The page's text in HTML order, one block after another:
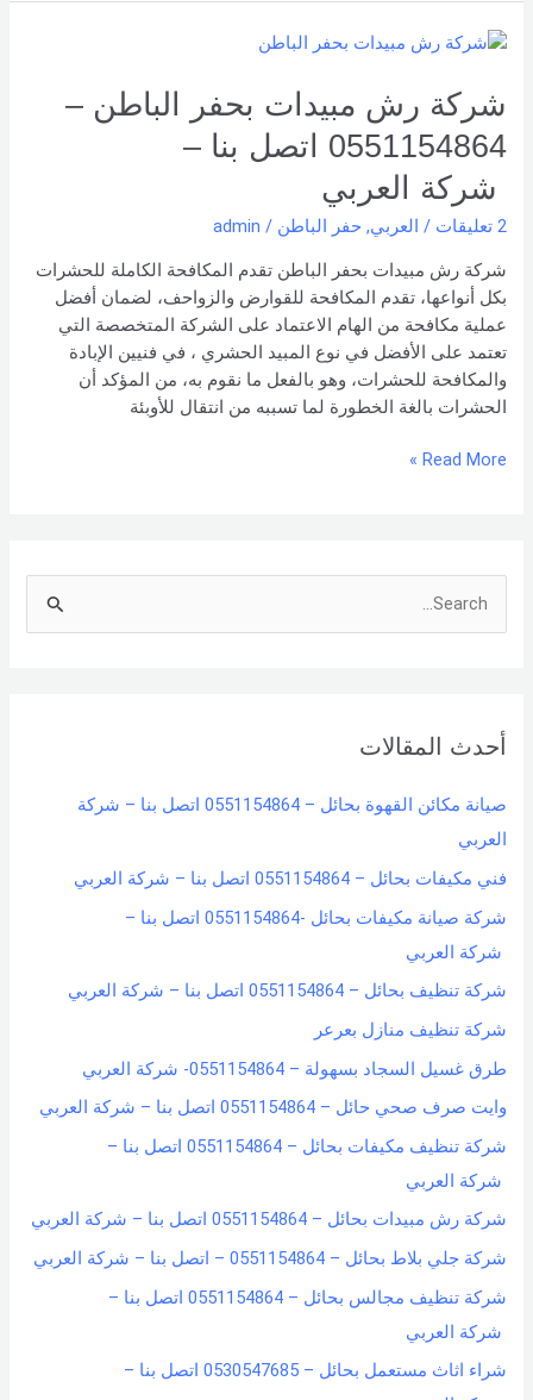
شركة رش مبيدات بحفر الباطن –
0551154864 اتصل بنا –
شركة العربي
2 تعليقات / العربي, حفر الباطن /
admin
شركة رش مبيدات بحفر الباطن تقدم المكافحة الكاملة للحشرات
بكل أنواعها، تقدم المكافحة للقوارض والزواحف، لضمان أفضل
عملية مكافحة من الهام الاعتماد على الشركة المتخصصة التي
تعتمد على الأفضل في نوع المبيد الحشري ، في فنيين الإبادة
والمكافحة للحشرات، وهو بالفعل ما نقوم به، من المؤكد أن
الحشرات بالغة الخطورة لما تسببه من انتقال للأوبئة
شركة
مبيدات
بحفر
الباطن
0551154864
اتصل
بنا –
شركة العربي
Read More »
c
f
o
r
:
أحدث المقالات
صيانة مكائن القهوة بحائل – 0551154864 اتصل بنا – شركة
العربي
فني مكيفات بحائل – 0551154864 اتصل بنا – شركة العربي
شركة صيانة مكيفات بحائل -0551154864 اتصل بنا –
شركة العربي
شركة تنظيف بحائل – 0551154864 اتصل بنا – شركة العربي
شركة تنظيف منازل بعرعر
طرق غسيل السجاد بسهولة – 0551154864- شركة العربي
وايت صرف صحي حائل – 0551154864 اتصل بنا – شركة العربي
شركة تنظيف مكيفات بحائل – 0551154864 اتصل بنا –
شركة العربي
شركة رش مبيدات بحائل – 0551154864 اتصل بنا – شركة العربي
شركة جلي بلاط بحائل – 0551154864 – اتصل بنا – شركة العربي
شركة تنظيف مجالس بحائل – 0551154864 اتصل بنا –
شركة العربي
شراء اثاث مستعمل بحائل – 0530547685 اتصل بنا –